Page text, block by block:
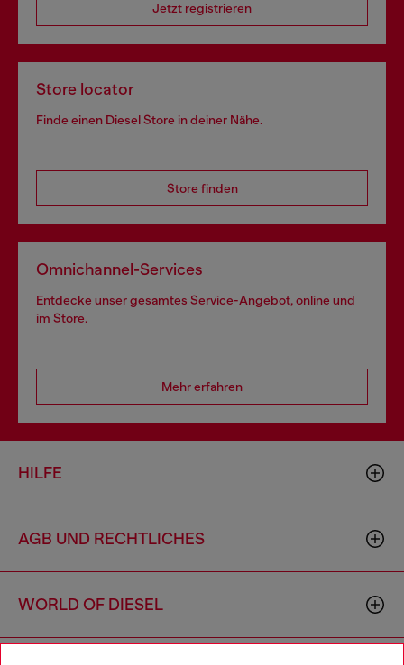
Jetzt registrieren
Store locator
Finde einen Diesel Store in deiner Nähe.
Store finden
Omnichannel-Services
Entdecke unser gesamtes Service-Angebot, online und
im Store.
Mehr erfahren
HILFE
AGB UND RECHTLICHES
WORLD OF DIESEL